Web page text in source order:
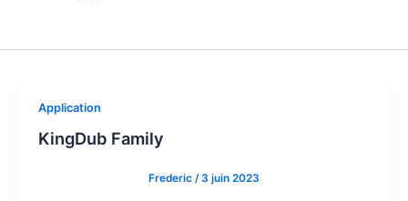
Application
KingDub Family
Frederic /3 juin 2023